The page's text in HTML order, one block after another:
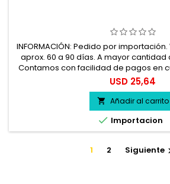
INFORMACIÓN: Pedido por
aprox. 60 a 90 días. A mayor cantidad
Contamos con facilidad de pagos en
del impuesto. 100%
Precio
USD 25,64
 Añadir al carrito
 Importacion
1 2 Siguiente